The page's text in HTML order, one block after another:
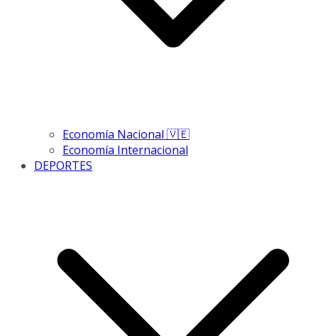
Economía Nacional 🇻🇪
Economía Internacional
DEPORTES